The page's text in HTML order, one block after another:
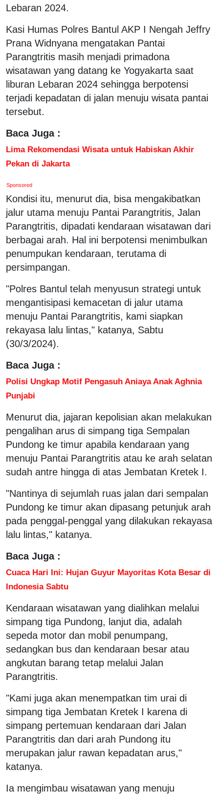
Lebaran 2024.
Kasi Humas Polres Bantul AKP I Nengah Jeffry
Prana Widnyana mengatakan Pantai
Parangtritis masih menjadi primadona
wisatawan yang datang ke Yogyakarta saat
liburan Lebaran 2024 sehingga berpotensi
terjadi kepadatan di jalan menuju wisata pantai
tersebut.
Baca Juga :
Lima Rekomendasi Wisata untuk Habiskan Akhir
Pekan di Jakarta
Sponsored
Kondisi itu, menurut dia, bisa mengakibatkan
jalur utama menuju Pantai Parangtritis, Jalan
Parangtritis, dipadati kendaraan wisatawan dari
berbagai arah. Hal ini berpotensi menimbulkan
penumpukan kendaraan, terutama di
persimpangan.
"Polres Bantul telah menyusun strategi untuk
mengantisipasi kemacetan di jalur utama
menuju Pantai Parangtritis, kami siapkan
rekayasa lalu lintas," katanya, Sabtu
(30/3/2024).
Baca Juga :
Polisi Ungkap Motif Pengasuh Aniaya Anak Aghnia
Punjabi
Menurut dia, jajaran kepolisian akan melakukan
pengalihan arus di simpang tiga Sempalan
Pundong ke timur apabila kendaraan yang
menuju Pantai Parangtritis atau ke arah selatan
sudah antre hingga di atas Jembatan Kretek I.
"Nantinya di sejumlah ruas jalan dari sempalan
Pundong ke timur akan dipasang petunjuk arah
pada penggal-penggal yang dilakukan rekayasa
lalu lintas," katanya.
Baca Juga :
Cuaca Hari Ini: Hujan Guyur Mayoritas Kota Besar di
Indonesia Sabtu
Kendaraan wisatawan yang dialihkan melalui
simpang tiga Pundong, lanjut dia, adalah
sepeda motor dan mobil penumpang,
sedangkan bus dan kendaraan besar atau
angkutan barang tetap melalui Jalan
Parangtritis.
"Kami juga akan menempatkan tim urai di
simpang tiga Jembatan Kretek I karena di
simpang pertemuan kendaraan dari Jalan
Parangtritis dan dari arah Pundong itu
merupakan jalur rawan kepadatan arus,"
katanya.
Ia mengimbau wisatawan yang menuju